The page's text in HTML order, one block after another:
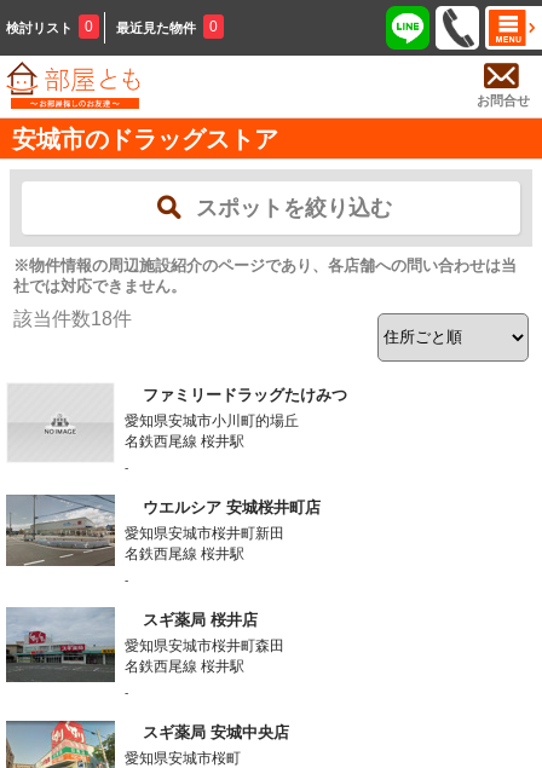
検討リスト 0 最近見た物件 0
お問合せ
安城市のドラッグストア
スポットを絞り込む
※物件情報の周辺施設紹介のページであり、各店舗への問い合わせは当
社では対応できません。
該当件数18件
ファミリードラッグたけみつ
愛知県安城市小川町的場丘
名鉄西尾線 桜井駅
-
ウエルシア 安城桜井町店
愛知県安城市桜井町新田
名鉄西尾線 桜井駅
-
スギ薬局 桜井店
愛知県安城市桜井町森田
名鉄西尾線 桜井駅
-
スギ薬局 安城中央店
愛知県安城市桜町